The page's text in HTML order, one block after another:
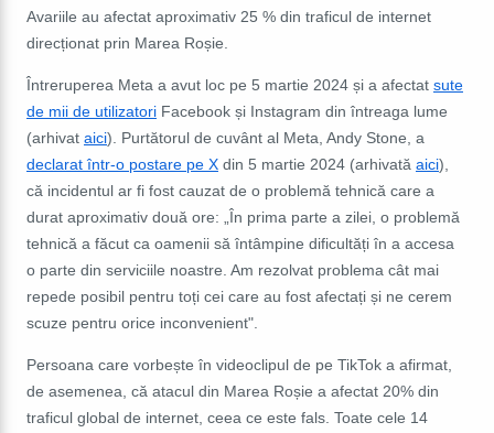
Avariile au afectat aproximativ 25 % din traficul de internet
direcționat prin Marea Roșie.
Întreruperea Meta a avut loc pe 5 martie 2024 și a afectat sute
de mii de utilizatori Facebook și Instagram din întreaga lume
(arhivat aici). Purtătorul de cuvânt al Meta, Andy Stone, a
declarat într-o postare pe X din 5 martie 2024 (arhivată aici),
că incidentul ar fi fost cauzat de o problemă tehnică care a
durat aproximativ două ore: „În prima parte a zilei, o problemă
tehnică a făcut ca oamenii să întâmpine dificultăți în a accesa
o parte din serviciile noastre. Am rezolvat problema cât mai
repede posibil pentru toți cei care au fost afectați și ne cerem
scuze pentru orice inconvenient".
Persoana care vorbește în videoclipul de pe TikTok a afirmat,
de asemenea, că atacul din Marea Roșie a afectat 20% din
traficul global de internet, ceea ce este fals. Toate cele 14